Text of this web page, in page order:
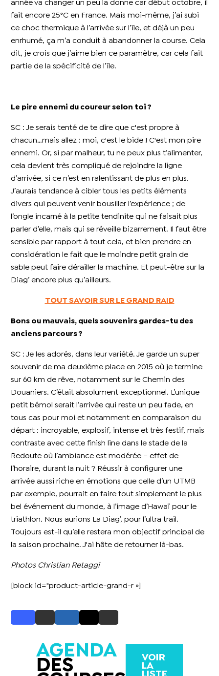
année va changer un peu la donne car début octobre, il
fait encore 25°C en France. Mais moi-même, j’ai subi
ce choc thermique à l’arrivée sur l’île, et déjà un peu
enrhumé, ça m’a conduit à abandonner la course. Cela
dit, je crois que j’aime bien ce paramètre, car cela fait
partie de la spécificité de l’île.
Le pire ennemi du coureur selon toi ?
SC : Je serais tenté de te dire que c'est propre à
chacun…mais allez : moi, c'est le bide ! C'est mon pire
ennemi. Or, si par malheur, tu ne peux plus t’alimenter,
cela devient très compliqué de rejoindre la ligne
d’arrivée, si ce n’est en ralentissant de plus en plus.
J’aurais tendance à cibler tous les petits éléments
divers qui peuvent venir bousiller l’expérience ; de
l’ongle incarné à la petite tendinite qui ne faisait plus
parler d’elle, mais qui se réveille bizarrement. Il faut être
sensible par rapport à tout cela, et bien prendre en
considération le fait que le moindre petit grain de
sable peut faire dérailler la machine. Et peut-être sur la
Diag’ encore plus qu’ailleurs.
TOUT SAVOIR SUR LE GRAND RAID
Bons ou mauvais, quels souvenirs gardes-tu des
anciens parcours ?
SC : Je les adorés, dans leur variété. Je garde un super
souvenir de ma deuxième place en 2015 où je termine
sur 60 km de rêve, notamment sur le Chemin des
Douaniers. C’était absolument exceptionnel. L’unique
petit bémol serait l’arrivée qui reste un peu fade, en
tous cas pour moi et notamment en comparaison du
départ : incroyable, explosif, intense et très festif, mais
contraste avec cette finish line dans le stade de la
Redoute où l’ambiance est modérée – effet de
l’horaire, durant la nuit ? Réussir à configurer une
arrivée aussi riche en émotions que celle d’un UTMB
par exemple, pourrait en faire tout simplement le plus
bel événement du monde, à l’image d’Hawaï pour le
triathlon. Nous aurions La Diag’, pour l’ultra trail.
Toujours est-il qu’elle restera mon objectif principal de
la saison prochaine. J'ai hâte de retourner là-bas.
Photos Christian Retaggi
[block id="product-article-grand-r »]
AGENDA
DES
VOIR
LA